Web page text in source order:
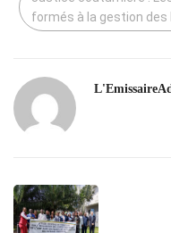
formés à la gestion